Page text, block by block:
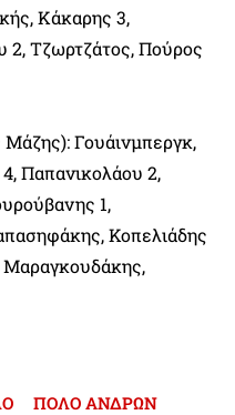
Κάκαρης 3,
2, Τζωρτζάτος, Πούρος
Γουάινμπεργκ,
Παπανικολάου 2,
1,
Κοπελιάδης
Μαραγκουδάκης,
ΠΟΛΟ ΑΝΔΡΩΝ